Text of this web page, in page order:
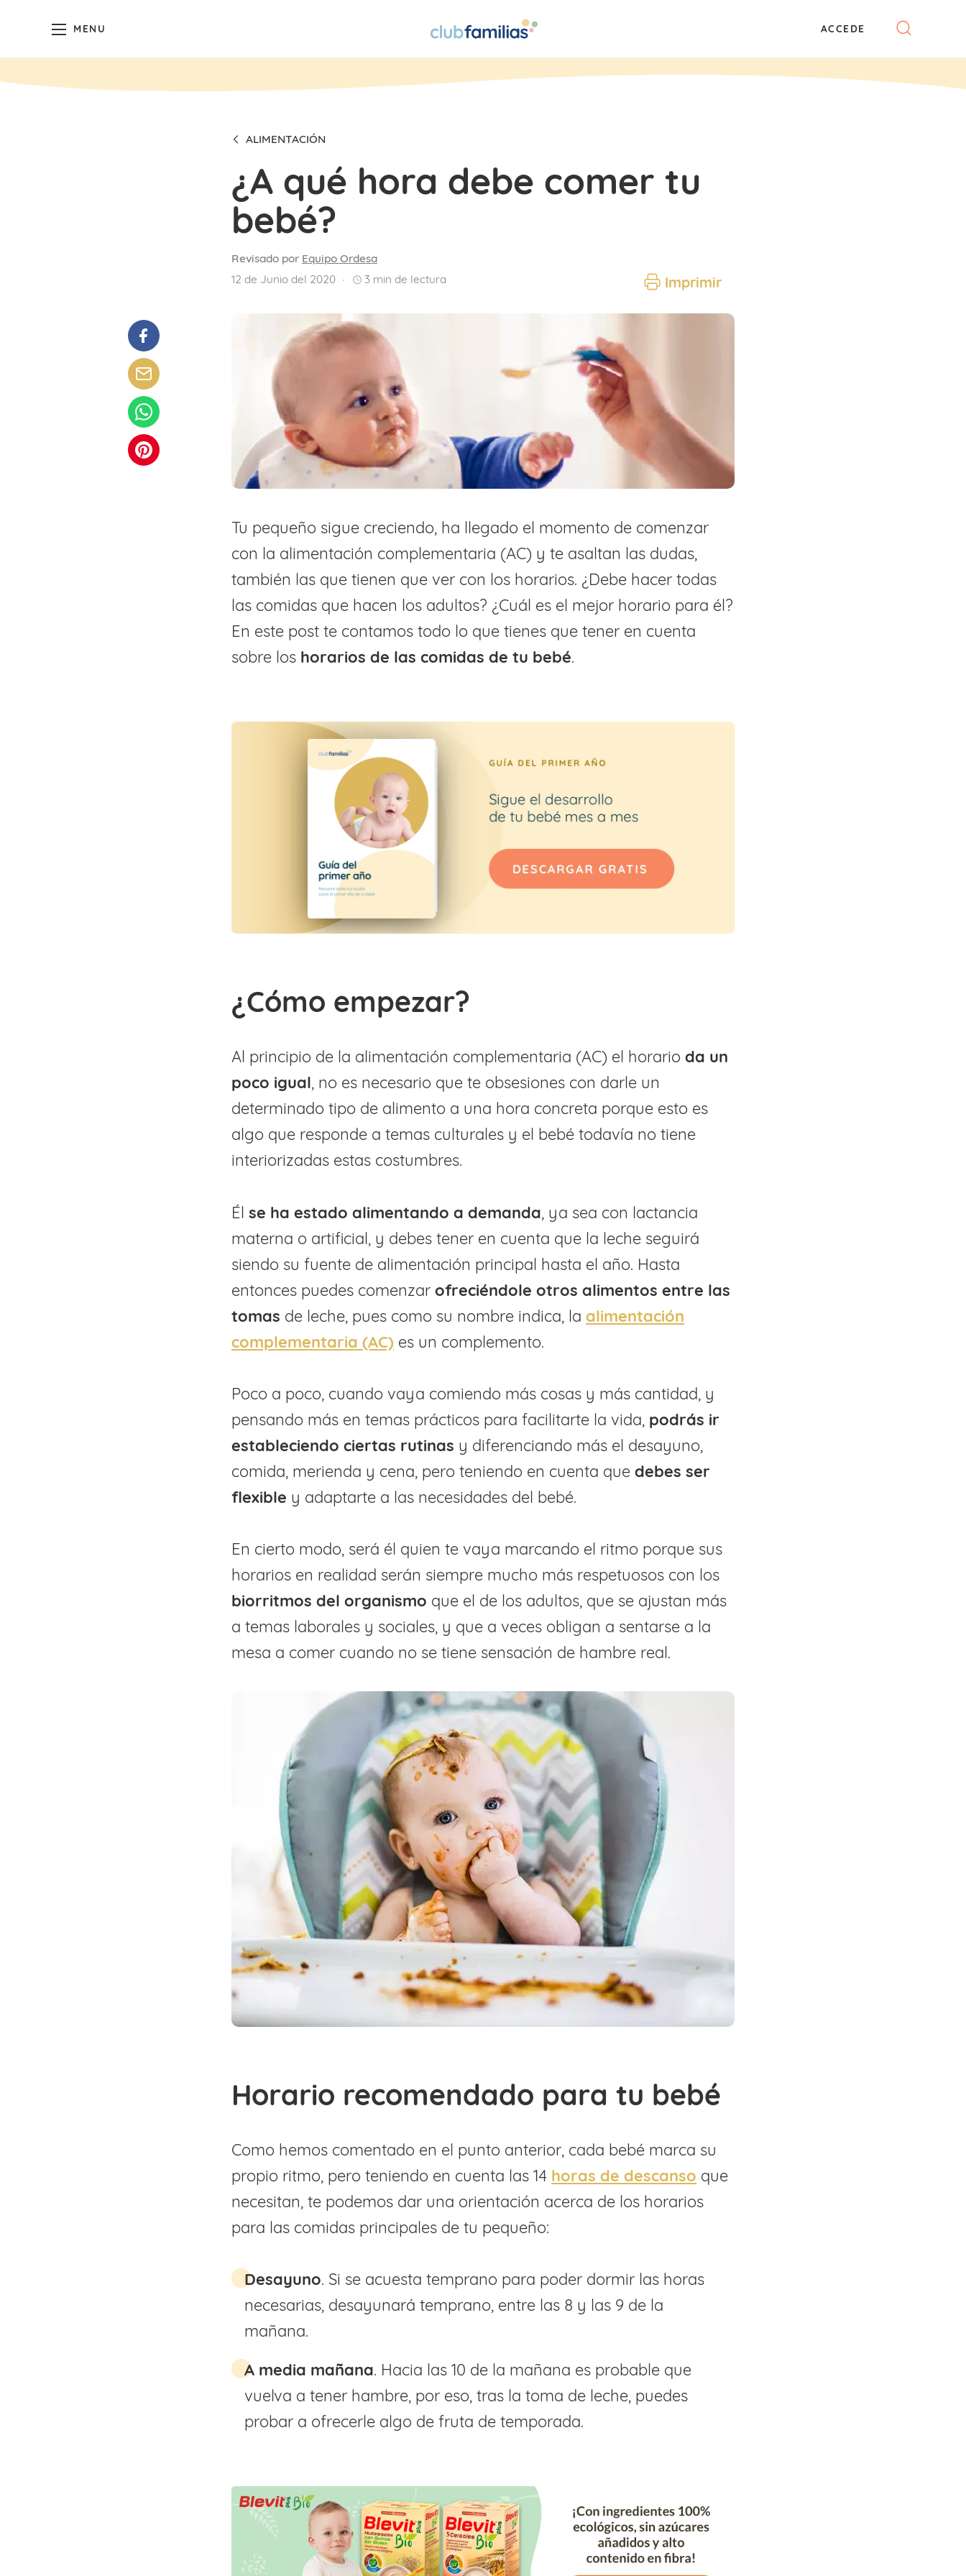
MENU ACCEDE
ALIMENTACIÓN
¿A qué hora debe comer tu
bebé?
Revisado por Equipo Ordesa
12 de Junio del 2020
3 min de lectura Imprimir
Tu pequeño sigue creciendo, ha llegado el momento de comenzar
con la alimentación complementaria (AC) y te asaltan las dudas,
también las que tienen que ver con los horarios. ¿Debe hacer todas
las comidas que hacen los adultos? ¿Cuál es el mejor horario para él?
En este post te contamos todo lo que tienes que tener en cuenta
sobre los horarios de las comidas de tu bebé.
¿Cómo empezar?
Al principio de la alimentación complementaria (AC) el horario da un
poco igual, no es necesario que te obsesiones con darle un
determinado tipo de alimento a una hora concreta porque esto es
algo que responde a temas culturales y el bebé todavía no tiene
interiorizadas estas costumbres.
Él se ha estado alimentando a demanda, ya sea con lactancia
materna o artificial, y debes tener en cuenta que la leche seguirá
siendo su fuente de alimentación principal hasta el año. Hasta
entonces puedes comenzar ofreciéndole otros alimentos entre las
tomas de leche, pues como su nombre indica, la alimentación
complementaria (AC) es un complemento.
Poco a poco, cuando vaya comiendo más cosas y más cantidad, y
pensando más en temas prácticos para facilitarte la vida, podrás ir
estableciendo ciertas rutinas y diferenciando más el desayuno,
comida, merienda y cena, pero teniendo en cuenta que debes ser
flexible y adaptarte a las necesidades del bebé.
En cierto modo, será él quien te vaya marcando el ritmo porque sus
horarios en realidad serán siempre mucho más respetuosos con los
biorritmos del organismo que el de los adultos, que se ajustan más
a temas laborales y sociales, y que a veces obligan a sentarse a la
mesa a comer cuando no se tiene sensación de hambre real.
Horario recomendado para tu bebé
Como hemos comentado en el punto anterior, cada bebé marca su
propio ritmo, pero teniendo en cuenta las 14 horas de descanso que
necesitan, te podemos dar una orientación acerca de los horarios
para las comidas principales de tu pequeño:
Desayuno. Si se acuesta temprano para poder dormir las horas
necesarias, desayunará temprano, entre las 8 y las 9 de la
mañana.
A media mañana. Hacia las 10 de la mañana es probable que
vuelva a tener hambre, por eso, tras la toma de leche, puedes
probar a ofrecerle algo de fruta de temporada.